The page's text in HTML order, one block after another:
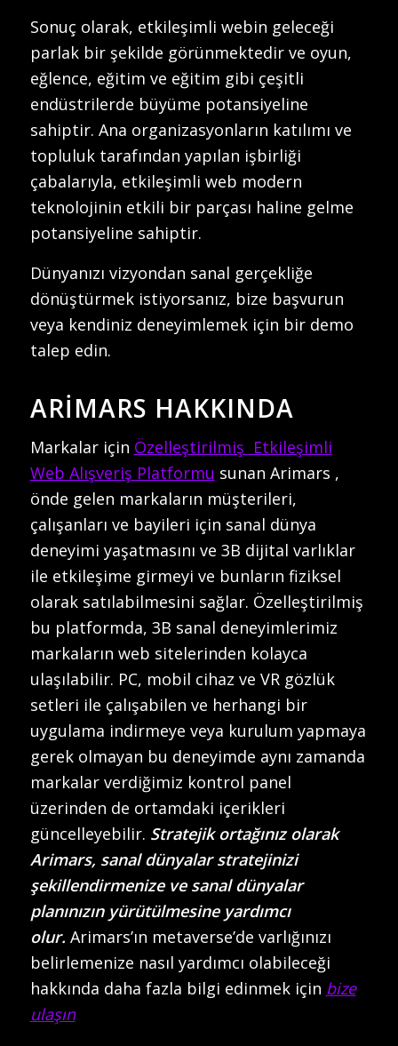
Sonuç olarak, etkileşimli webin geleceği
parlak bir şekilde görünmektedir ve oyun,
eğlence, eğitim ve eğitim gibi çeşitli
endüstrilerde büyüme potansiyeline
sahiptir. Ana organizasyonların katılımı ve
topluluk tarafından yapılan işbirliği
çabalarıyla, etkileşimli web modern
teknolojinin etkili bir parçası haline gelme
potansiyeline sahiptir.
Dünyanızı vizyondan sanal gerçekliğe
dönüştürmek istiyorsanız, bize başvurun
veya kendiniz deneyimlemek için bir demo
talep edin.
ARİMARS HAKKINDA
Markalar için Özelleştirilmiş Etkileşimli
Web Alışveriş Platformu sunan Arimars ,
önde gelen markaların müşterileri,
çalışanları ve bayileri için sanal dünya
deneyimi yaşatmasını ve 3B dijital varlıklar
ile etkileşime girmeyi ve bunların fiziksel
olarak satılabilmesini sağlar. Özelleştirilmiş
bu platformda, 3B sanal deneyimlerimiz
markaların web sitelerinden kolayca
ulaşılabilir. PC, mobil cihaz ve VR gözlük
setleri ile çalışabilen ve herhangi bir
uygulama indirmeye veya kurulum yapmaya
gerek olmayan bu deneyimde aynı zamanda
markalar verdiğimiz kontrol panel
üzerinden de ortamdaki içerikleri
güncelleyebilir. Stratejik ortağınız olarak
Arimars, sanal dünyalar stratejinizi
şekillendirmenize ve sanal dünyalar
planınızın yürütülmesine yardımcı
olur. Arimars’ın metaverse’de varlığınızı
belirlemenize nasıl yardımcı olabileceği
hakkında daha fazla bilgi edinmek için bize
ulaşın